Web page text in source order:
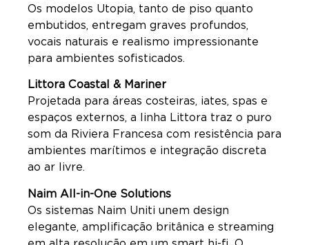
Os modelos Utopia, tanto de piso quanto
embutidos, entregam graves profundos,
vocais naturais e realismo impressionante
para ambientes sofisticados.
Littora Coastal & Mariner
Projetada para áreas costeiras, iates, spas e
espaços externos, a linha Littora traz o puro
som da Riviera Francesa com resistência para
ambientes marítimos e integração discreta
ao ar livre.
Naim All-in-One Solutions
Os sistemas Naim Uniti unem design
elegante, amplificação britânica e streaming